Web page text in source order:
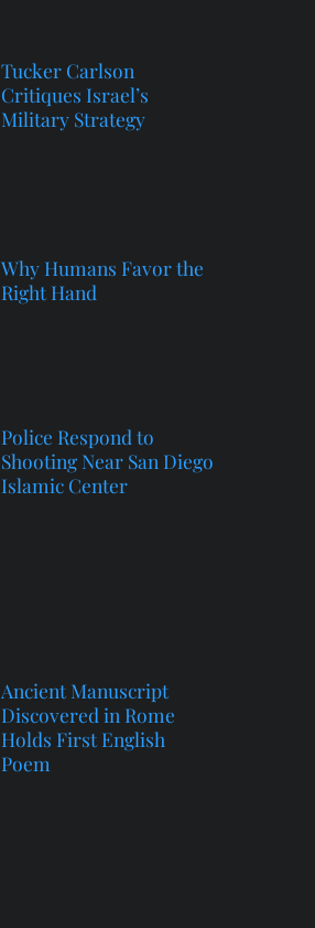
Tucker Carlson
Critiques Israel’s
Military Strategy
Why Humans Favor the
Right Hand
Police Respond to
Shooting Near San Diego
Islamic Center
Ancient Manuscript
Discovered in Rome
Holds First English
Poem